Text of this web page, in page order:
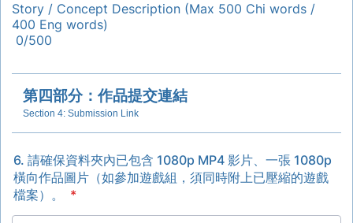
Story / Concept Description (Max 500 Chi words /
400 Eng words)
0/500
第四部分：作品提交連結
Section 4: Submission Link
6. 請確保資料夾內已包含 1080p MP4 影片、一張 1080p
橫向作品圖片（如參加遊戲組，須同時附上已壓縮的遊戲
檔案）。
*